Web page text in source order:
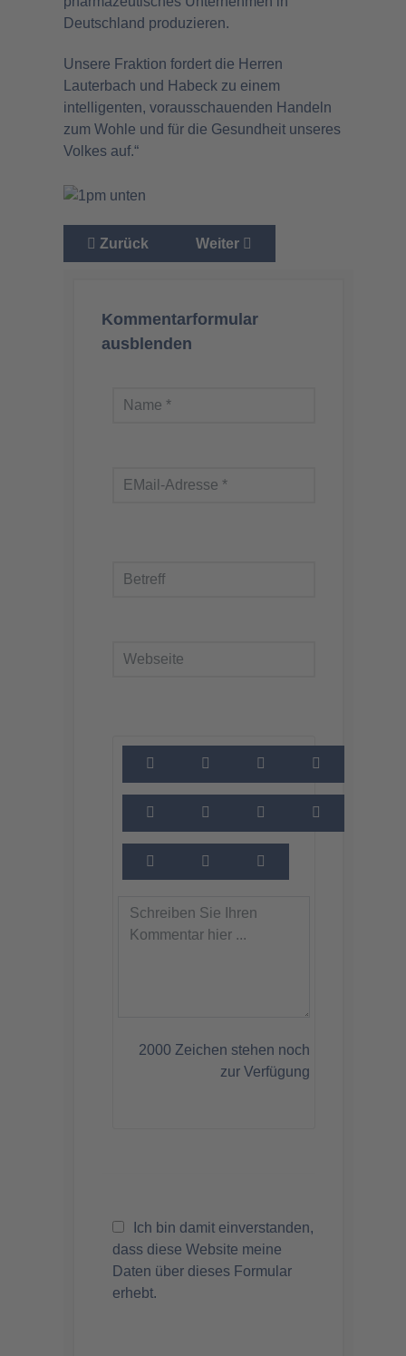
Deutschland produzieren.
Unsere Fraktion fordert die Herren
Lauterbach und Habeck zu einem
intelligenten, vorausschauenden Handeln
zum Wohle und für die Gesundheit unseres
Volkes auf.“
Vorheriger Beitrag: Bundesverdienstkreuz
Zurück Nächster Beitrag: Post-Vac-
Weiter
Kommentarformular
ausblenden
2000 Zeichen stehen noch
zur Verfügung
Ich bin damit einverstanden,
dass diese Website meine
Daten über dieses Formular
erhebt.